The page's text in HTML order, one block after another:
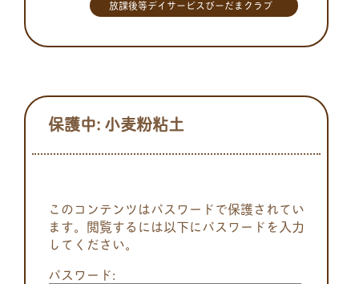
放課後等デイサービスびーだまクラブ
保護中: 小麦粉粘土
このコンテンツはパスワードで保護されてい
ます。閲覧するには以下にパスワードを入力
してください。
パスワード: